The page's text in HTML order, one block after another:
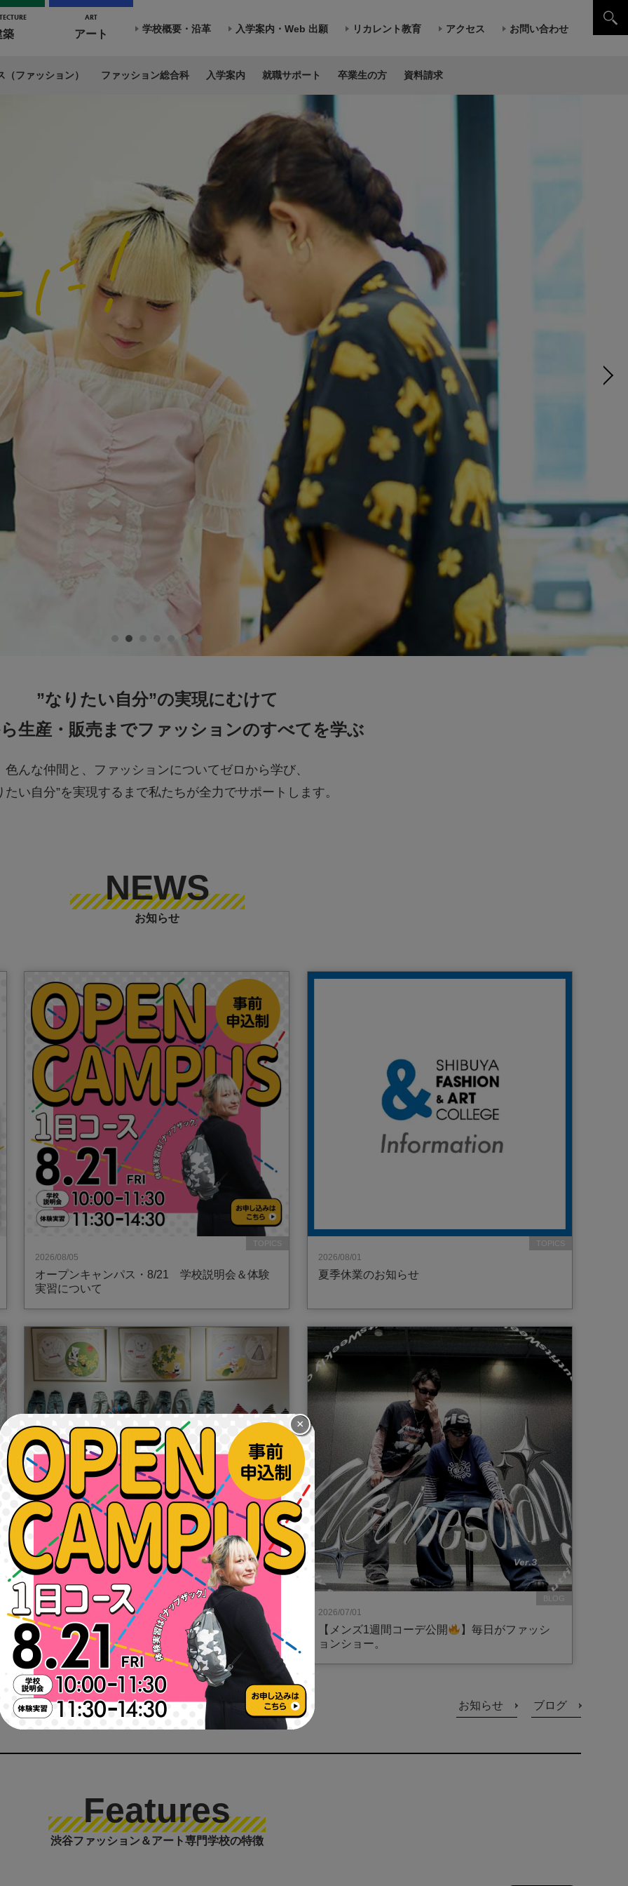
築
ART
アート 学校概要・沿革 入学案内・Web 出願 リカレント教育 アクセス お問い合わせ
ファッション） ファッション総合科 入学案内 就職サポート 卒業生の方 資料請求
”なりたい自分”の実現にむけて
生産・販売までファッションのすべてを学ぶ
色んな仲間と、ファッションについてゼロから学び、
たい自分”を実現するまで私たちが全力でサポートします。
NEWS
お知らせ
TOPICS
2026/08/05
オープンキャンパス・8/21 学校説明会＆体験
実習について
TOPICS
2026/08/01
夏季休業のお知らせ
2026/07/09
【課外授業レポート】2年ぶりに「ものづくり館
by YKK」へ行ってきました！
BLOG
2026/07/01
【メンズ1週間コーデ公開
】毎日がファッシ
ョンショー。
お知らせ ブログ
Features
渋谷ファッション＆アート専門学校の特徴
×